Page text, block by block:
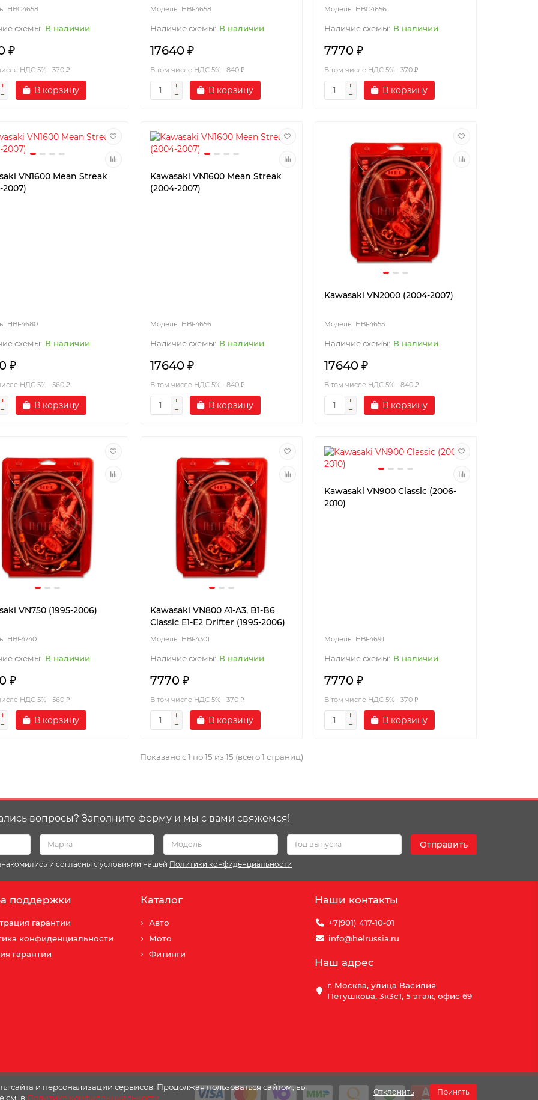
HBC4658
В наличии
₽
НДС 5% - 370 ₽
В корзину
HBF4658
В наличии
17640 ₽
В том числе НДС 5% - 840 ₽
В корзину
HBC4656
В наличии
7770 ₽
В том числе НДС 5% - 370 ₽
В корзину
VN1600 Mean Streak
2007)
HBF4680
В наличии
₽
НДС 5% - 560 ₽
В корзину
Kawasaki VN1600 Mean Streak
(2004-2007)
HBF4656
В наличии
17640 ₽
В том числе НДС 5% - 840 ₽
В корзину
Kawasaki VN2000 (2004-2007)
HBF4655
В наличии
17640 ₽
В том числе НДС 5% - 840 ₽
В корзину
VN750 (1995-2006)
HBF4740
В наличии
₽
НДС 5% - 560 ₽
В корзину
Kawasaki VN800 A1-A3, B1-B6
Classic E1-E2 Drifter (1995-2006)
HBF4301
В наличии
7770 ₽
В том числе НДС 5% - 370 ₽
В корзину
Kawasaki VN900 Classic (2006-
2010)
HBF4691
В наличии
7770 ₽
В том числе НДС 5% - 370 ₽
В корзину
Показано с 1 по 15 из 15 (всего 1 страниц)
и персонализации сервисов. Продолжая пользоваться сайтом, вы
см. в Политике конфиденциальности
Отклонить Принять
вопросы? Заполните форму и мы с вами свяжемся!
Отправить
и согласны с условиями нашей Политики конфиденциальности
поддержки
гарантии
конфиденциальности
гарантии
Каталог
Авто
Мото
Фитинги
Наши контакты
+7(901) 417-10-01
info@helrussia.ru
Наш адрес
г. Москва, улица Василия
Петушкова, 3к3c1, 5 этаж, офис 69